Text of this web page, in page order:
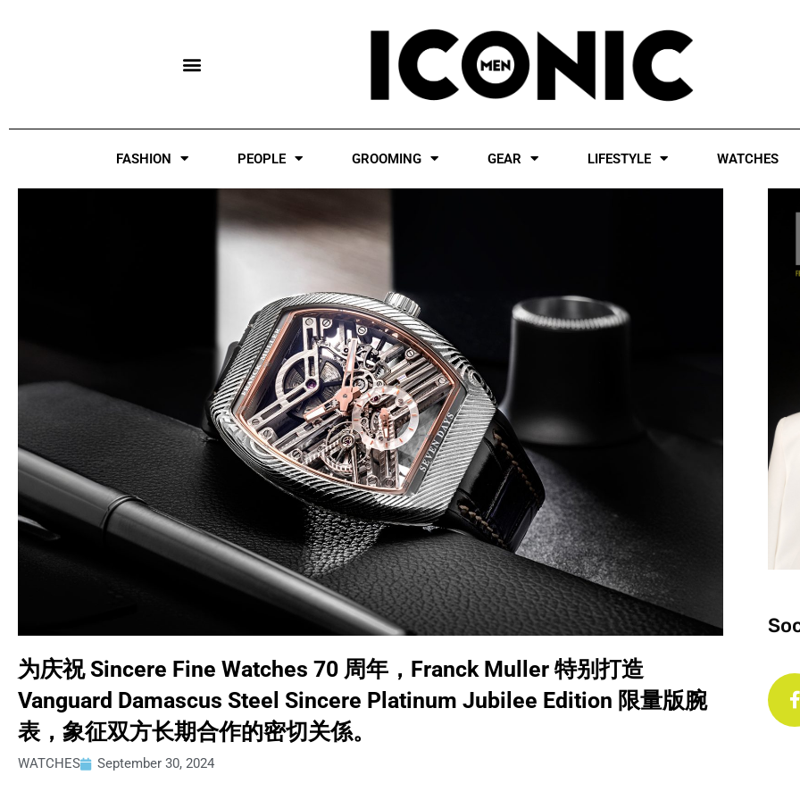
FASHION PEOPLE GROOMING GEAR LIFESTYLE WATCHES
为庆祝 Sincere Fine Watches 70 周年，Franck Muller 特别打造
Vanguard Damascus Steel Sincere Platinum Jubilee Edition 限量版腕
表，象征双方长期合作的密切关係。
WATCHES September 30, 2024
c